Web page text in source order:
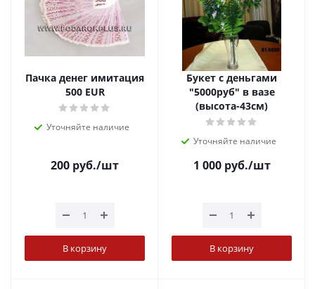
Пачка денег имитация
500 EUR
Уточняйте наличие
200 руб./шт
В корзину
Букет с деньгами
"5000руб" в вазе
(высота-43см)
Уточняйте наличие
1 000руб./шт
В корзину